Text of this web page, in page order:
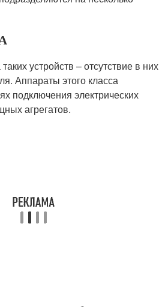
устройств – отсутствие в них
Аппараты этого класса
подключения электрических
агрегатов.